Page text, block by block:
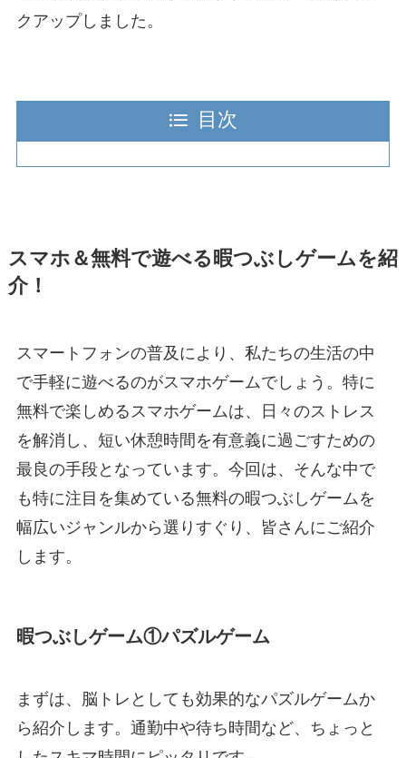
クアップしました。
目次
スマホ＆無料で遊べる暇つぶしゲームを紹
介！
スマートフォンの普及により、私たちの生活の中
で手軽に遊べるのがスマホゲームでしょう。特に
無料で楽しめるスマホゲームは、日々のストレス
を解消し、短い休憩時間を有意義に過ごすための
最良の手段となっています。今回は、そんな中で
も特に注目を集めている無料の暇つぶしゲームを
幅広いジャンルから選りすぐり、皆さんにご紹介
します。
暇つぶしゲーム①パズルゲーム
まずは、脳トレとしても効果的なパズルゲームか
ら紹介します。通勤中や待ち時間など、ちょっと